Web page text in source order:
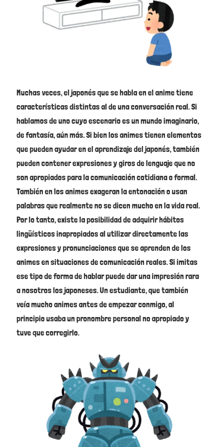
Muchas veces, el japonés que se habla en el anime tiene
características distintas al de una conversación real. Si
hablamos de uno cuyo escenario es un mundo imaginario,
de fantasía, aún más. Si bien los animes tienen elementos
que pueden ayudar en el aprendizaje del japonés, también
pueden contener expresiones y giros de lenguaje que no
son apropiados para la comunicación cotidiana o formal.
También en los animes exageran la entonación o usan
palabras que realmente no se dicen mucho en la vida real.
Por lo tanto, existe la posibilidad de adquirir hábitos
lingüísticos inapropiados al utilizar directamente las
expresiones y pronunciaciones que se aprenden de los
animes en situaciones de comunicación reales. Si imitas
ese tipo de forma de hablar puede dar una impresión rara
a nosotros los japoneses. Un estudiante, que también
veía mucho animes antes de empezar conmigo, al
principio usaba un pronombre personal no apropiado y
tuve que corregirlo.